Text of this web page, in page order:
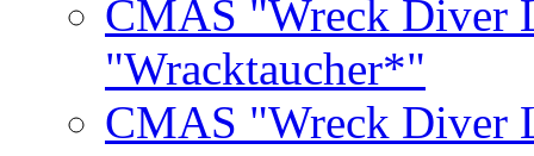
CMAS "Wreck Diver
"Wracktaucher*"
CMAS "Wreck Diver